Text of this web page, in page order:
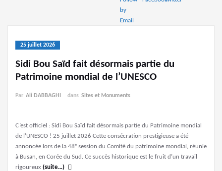
25 juillet 2026
Sidi Bou Saïd fait désormais partie du
Patrimoine mondial de l’UNESCO
Par Ali DABBAGHI dans Sites et Monuments
C’est officiel : Sidi Bou Saïd fait désormais partie du Patrimoine mondial
de l’UNESCO ! 25 juillet 2026 Cette consécration prestigieuse a été
annoncée lors de la 48ᵉ session du Comité du patrimoine mondial, réunie
à Busan, en Corée du Sud. Ce succès historique est le fruit d’un travail
rigoureux (suite…)